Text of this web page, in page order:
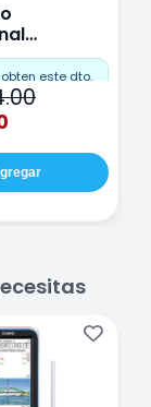
Emotions
este dto.